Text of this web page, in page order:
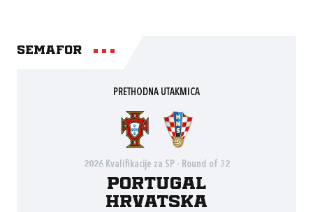
Semafor
PRETHODNA UTAKMICA
2026 Kvalifikacije za SP - Round of 32
Portugal
Hrvatska